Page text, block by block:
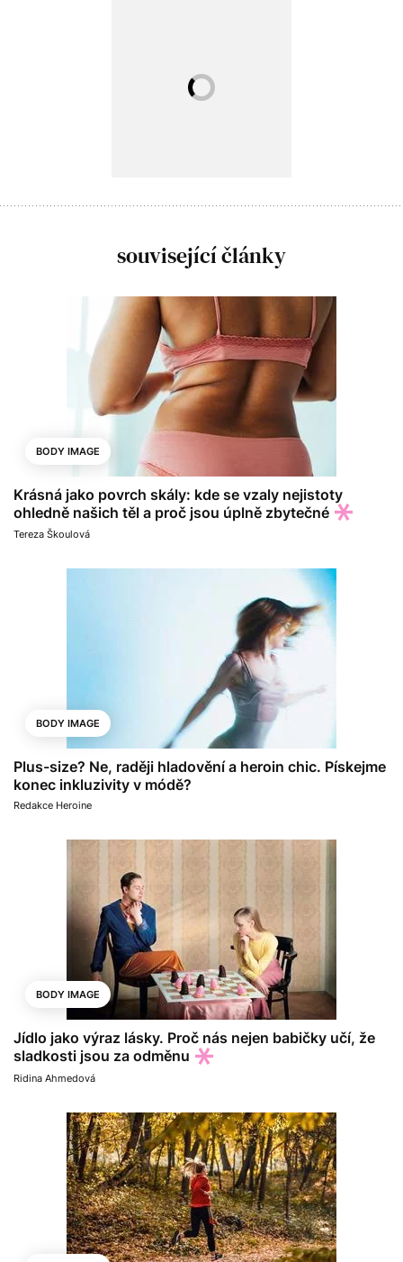
související články
BODY IMAGE
Krásná jako povrch skály: kde se vzaly nejistoty
ohledně našich těl a proč jsou úplně zbytečné
Tereza Škoulová
BODY IMAGE
Plus-size? Ne, raději hladovění a heroin chic. Pískejme
konec inkluzivity v módě?
Redakce Heroine
BODY IMAGE
Jídlo jako výraz lásky. Proč nás nejen babičky učí, že
sladkosti jsou za odměnu
Ridina Ahmedová